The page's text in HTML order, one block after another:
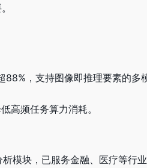
，支持图像即推理要素的多
高频任务算力消耗。
模块，已服务金融、医疗等行业